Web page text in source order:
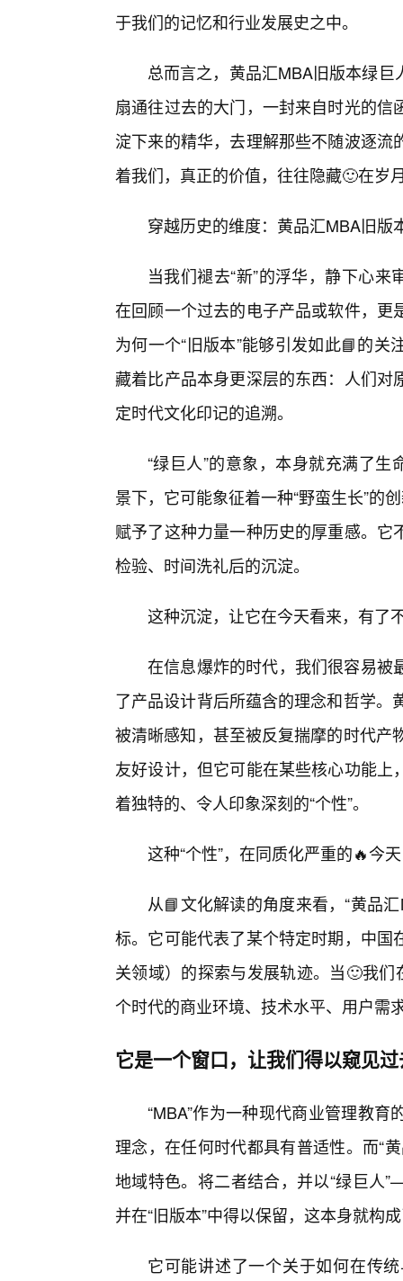
于我们的记忆和行业发展史之中。
总而言之，黄品汇MBA旧版本绿
扇通往过去的大门，一封来自时光的
淀下来的精华，去理解那些不随波逐
着我们，真正的价值，往往隐藏🙂在岁
穿越历史的维度：黄品汇MBA旧
当我们褪去“新”的浮华，静下心
在回顾一个过去的电子产品或软件，
为何一个“旧版本”能够引发如此📘的
藏着比产品本身更深层的东西：人们
定时代文化印记的追溯。
“绿巨人”的意象，本身就充满了生
景下，它可能象征着一种“野蛮生长”的
赋予了这种力量一种历史的厚重感。
检验、时间洗礼后的沉淀。
这种沉淀，让它在今天看来，有了
在信息爆炸的时代，我们很容易被
了产品设计背后所蕴含的理念和哲学
被清晰感知，甚至被反复揣摩的时代
友好设计，但它可能在某些核心功能
着独特的、令人印象深刻的“个性”。
这种“个性”，在同质化严重的🔥今
从📘文化解读的角度来看，“黄品
标。它可能代表了某个特定时期，中
关领域）的探索与发展轨迹。当🙂我
个时代的商业环境、技术水平、用户需
它是一个窗口，让我们得以窥见
“MBA”作为一种现代商业管理教
理念，在任何时代都具有普适性。而“
地域特色。将二者结合，并以“绿巨
并在“旧版本”中得以保留，这本身就构
它可能讲述了一个关于如何在传